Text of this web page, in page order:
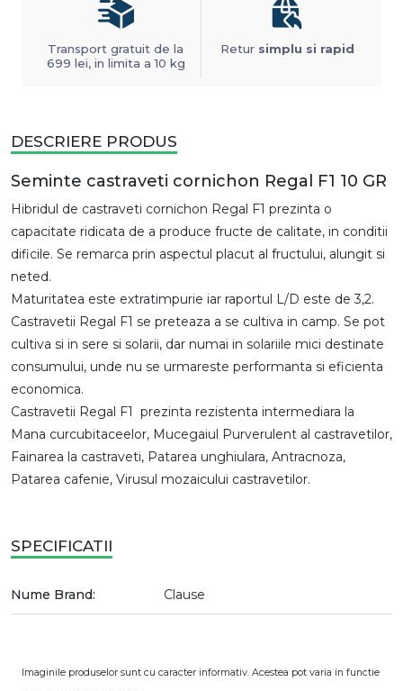
Transport gratuit de la
699 lei, in limita a 10 kg
Retur simplu si rapid
DESCRIERE PRODUS
Seminte castraveti cornichon Regal F1 10 GR
Hibridul de castraveti cornichon Regal F1 prezinta o
capacitate ridicata de a produce fructe de calitate, in conditii
dificile. Se remarca prin aspectul placut al fructului, alungit si
neted.
Maturitatea este extratimpurie iar raportul L/D este de 3,2.
Castravetii Regal F1 se preteaza a se cultiva in camp. Se pot
cultiva si in sere si solarii, dar numai in solariile mici destinate
consumului, unde nu se urmareste performanta si eficienta
economica.
Castravetii Regal F1 prezinta rezistenta intermediara la
Mana curcubitaceelor, Mucegaiul Purverulent al castravetilor,
Fainarea la castraveti, Patarea unghiulara, Antracnoza,
Patarea cafenie, Virusul mozaicului castravetilor.
SPECIFICATII
Nume Brand: Clause
Imaginile produselor sunt cu caracter informativ. Acestea pot varia in functie